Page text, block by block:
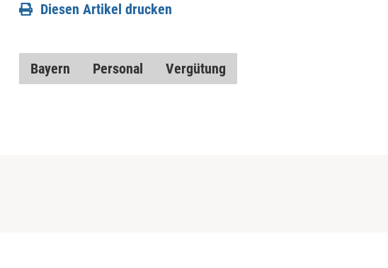
Diesen Artikel drucken
Bayern Personal Vergütung